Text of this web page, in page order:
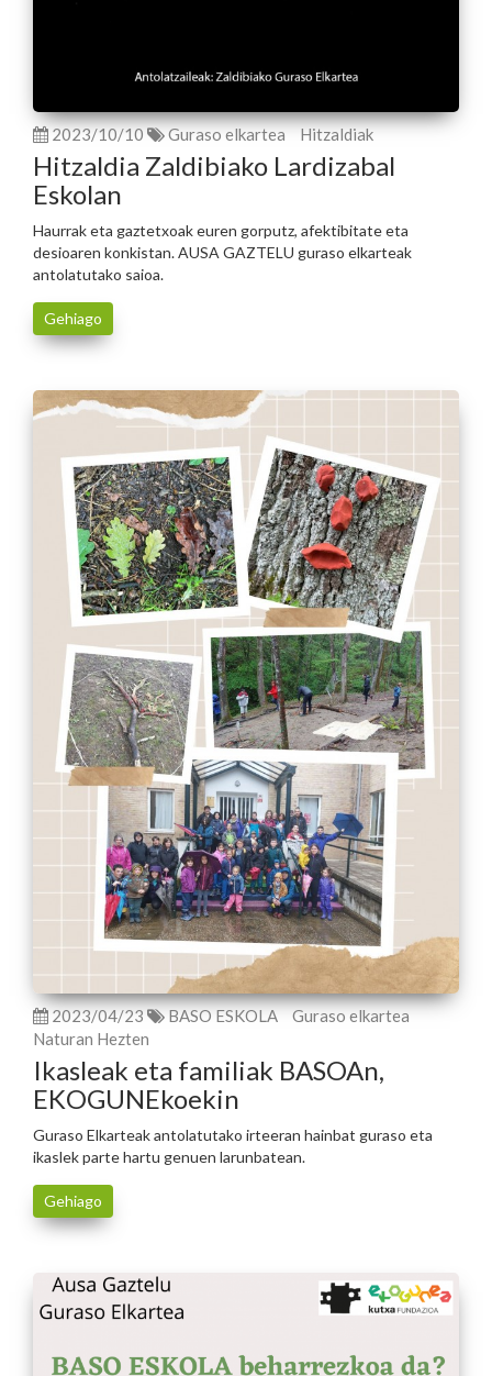
2023/10/10 Guraso elkartea Hitzaldiak
Hitzaldia Zaldibiako Lardizabal
Eskolan
Haurrak eta gaztetxoak euren gorputz, afektibitate eta
desioaren konkistan. AUSA GAZTELU guraso elkarteak
antolatutako saioa.
Gehiago
2023/04/23 BASO ESKOLA
Guraso elkartea
Naturan Hezten
Ikasleak eta familiak BASOAn,
EKOGUNEkoekin
Guraso Elkarteak antolatutako irteeran hainbat guraso eta
ikaslek parte hartu genuen larunbatean.
Gehiago